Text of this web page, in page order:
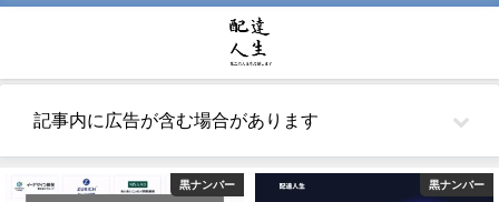
記事内に広告が含む場合があります
黒ナンバー 黒ナンバー